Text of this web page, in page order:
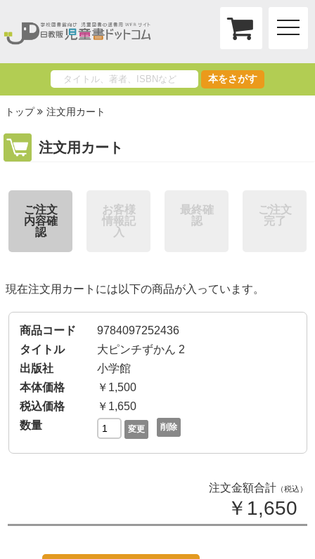
toggle
本をさがす
トップ 注文用カート
注文用カート
ご注文
内容確
認
お客様
情報記
入
最終確
認
ご注文
完了
現在注文用カートには以下の商品が入っています。
9784097252436
大ピンチずかん 2
小学館
￥1,500
￥1,650
変更 削除
注文金額合計（税込）
￥1,650